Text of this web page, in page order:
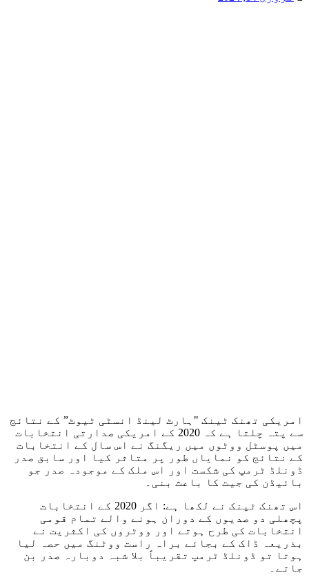
امریکی تھنک ٹینک "ہارٹ لینڈ انسٹی ٹیوٹ” کے نتائج
سے پتہ چلتا ہے کہ 2020 کے امریکی صدارتی انتخابات
میں پوسٹل ووٹوں میں ریگنگ نے اس سال کے انتخابات
کے نتائج کو نمایاں طور پر متاثر کیا اور سابق صدر
ڈونلڈ ٹرمپ کی شکست اور اس ملک کے موجودہ صدر جو
بائیڈن کی جیت کا باعث بنی۔
اس تھنک ٹینک نے لکھا ہے: اگر 2020 کے انتخابات
پچھلی دو صدیوں کے دوران ہونے والے تمام قومی
انتخابات کی طرح ہوتے اور ووٹروں کی اکثریت نے
بذریعہ ڈاک کے بجائے براہ راست ووٹنگ میں حصہ لیا
ہوتا تو ڈونلڈ ٹرمپ تقریباً بلا شبہ دوبارہ صدر بن
جاتے۔